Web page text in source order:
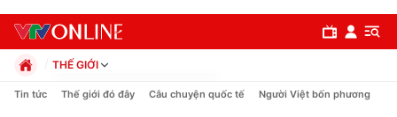
THẾ GIỚI
Chính trị
Tin tức Thế giới đó đây Câu chuyện quốc tế Người Việt bốn phương